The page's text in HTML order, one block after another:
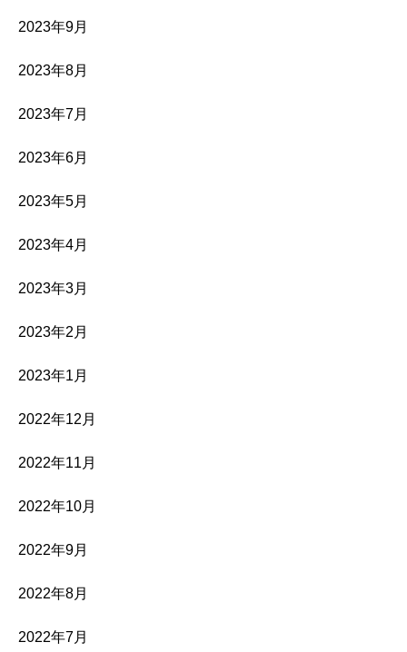
2023年9月
2023年8月
2023年7月
2023年6月
2023年5月
2023年4月
2023年3月
2023年2月
2023年1月
2022年12月
2022年11月
2022年10月
2022年9月
2022年8月
2022年7月